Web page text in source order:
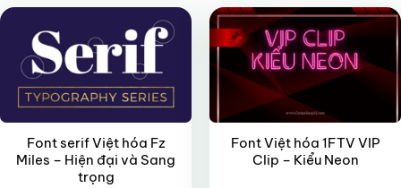
Font serif Việt hóa Fz
Miles – Hiện đại và Sang
trọng
Font Việt hóa 1FTV VIP
Clip – Kiểu Neon